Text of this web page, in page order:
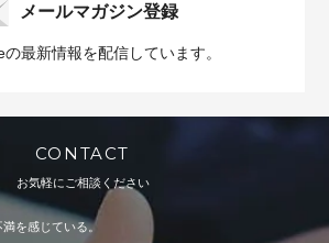
メールマガジン登録
最新情報を配信しています。
CONTACT
お気軽にご相談ください
を感じている。